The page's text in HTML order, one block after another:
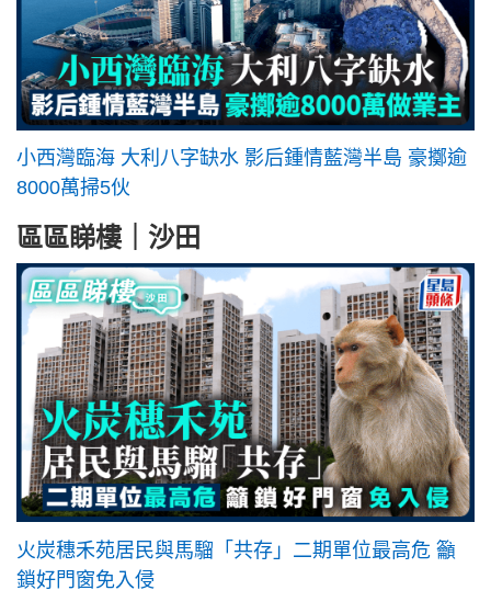
小西灣臨海 大利八字缺水 影后鍾情藍灣半島 豪擲逾
8000萬掃5伙
區區睇樓｜沙田
火炭穗禾苑居民與馬騮「共存」二期單位最高危 籲
鎖好門窗免入侵